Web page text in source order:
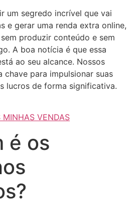
um segredo incrível que vai
e gerar uma renda extra online,
produzir conteúdo e sem
A boa notícia é que essa
ao seu alcance. Nossos
chave para impulsionar suas
lucros de forma significativa.
MINHAS VENDAS
é os